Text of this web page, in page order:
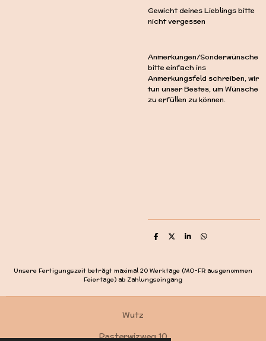
Gewicht deines Lieblings bitte
nicht vergessen
Anmerkungen/Sonderwünsche
bitte einfach ins
Anmerkungsfeld schreiben, wir
tun unser Bestes, um Wünsche
zu erfüllen zu können.
T
n
T
e
n
T
e
n
T
e
n
Unsere Fertigungszeit beträgt maximal 20 Werktage (MO-FR ausgenommen
Feiertage) ab Zahlungseingang
Wutz
Pasterwizweg 10